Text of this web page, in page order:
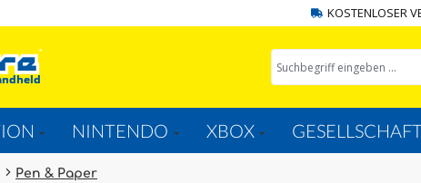
KOSTENLOSER
NINTENDO XBOX
Pen & Paper